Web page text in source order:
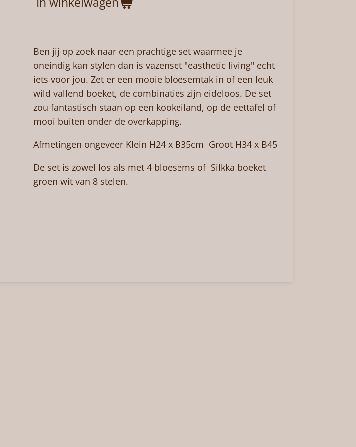
Ben jij op zoek naar een prachtige set waarmee je
oneindig kan stylen dan is vazenset "easthetic living" echt
iets voor jou. Zet er een mooie bloesemtak in of een leuk
wild vallend boeket, de combinaties zijn eideloos. De set
zou fantastisch staan op een kookeiland, op de eettafel of
mooi buiten onder de overkapping.
Afmetingen ongeveer Klein H24 x B35cm Groot H34 x B45
De set is zowel los als met 4 bloesems of Silkka boeket
groen wit van 8 stelen.